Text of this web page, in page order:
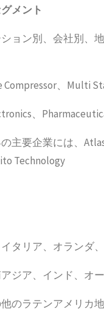
メント
ョン別、会社別、
、Multi
、
要企業には、Atlas
Technology
タリア、オランダ
ジア、インド、オ
のラテンアメリカ